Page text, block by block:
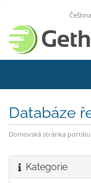
Čeština
Databáze
Domovská stránka portálu
Kategorie